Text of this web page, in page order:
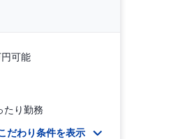
可能
たり勤務
だわり条件を表示